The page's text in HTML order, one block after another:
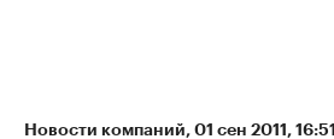
Новости компаний⁠, 01 сен 2011, 16:51